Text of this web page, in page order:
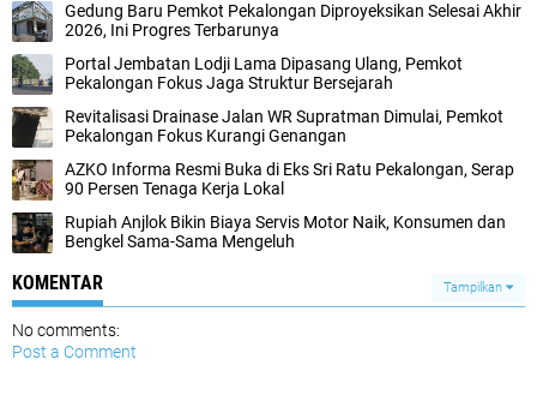
Gedung Baru Pemkot Pekalongan Diproyeksikan Selesai Akhir
2026, Ini Progres Terbarunya
Portal Jembatan Lodji Lama Dipasang Ulang, Pemkot
Pekalongan Fokus Jaga Struktur Bersejarah
Revitalisasi Drainase Jalan WR Supratman Dimulai, Pemkot
Pekalongan Fokus Kurangi Genangan
AZKO Informa Resmi Buka di Eks Sri Ratu Pekalongan, Serap
90 Persen Tenaga Kerja Lokal
Rupiah Anjlok Bikin Biaya Servis Motor Naik, Konsumen dan
Bengkel Sama-Sama Mengeluh
KOMENTAR Tampilkan
No comments:
Post a Comment